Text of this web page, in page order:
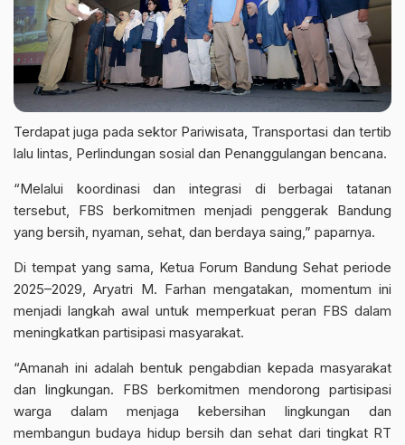
Terdapat juga pada sektor Pariwisata, Transportasi dan tertib
lalu lintas, Perlindungan sosial dan Penanggulangan bencana.
“Melalui koordinasi dan integrasi di berbagai tatanan
tersebut, FBS berkomitmen menjadi penggerak Bandung
yang bersih, nyaman, sehat, dan berdaya saing,” paparnya.
Di tempat yang sama, Ketua Forum Bandung Sehat periode
2025–2029, Aryatri M. Farhan mengatakan, momentum ini
menjadi langkah awal untuk memperkuat peran FBS dalam
meningkatkan partisipasi masyarakat.
“Amanah ini adalah bentuk pengabdian kepada masyarakat
dan lingkungan. FBS berkomitmen mendorong partisipasi
warga dalam menjaga kebersihan lingkungan dan
membangun budaya hidup bersih dan sehat dari tingkat RT